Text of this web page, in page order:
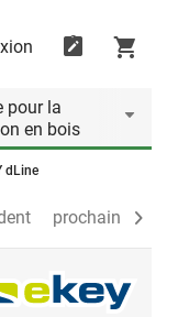
pour la
en bois
dLine
prochain
prochain